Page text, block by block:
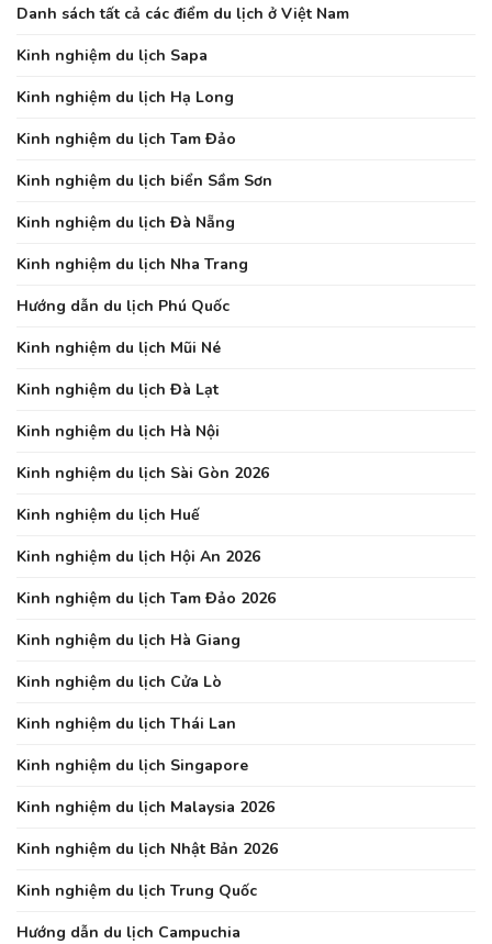
Danh sách tất cả các điểm du lịch ở Việt Nam
Kinh nghiệm du lịch Sapa
Kinh nghiệm du lịch Hạ Long
Kinh nghiệm du lịch Tam Đảo
Kinh nghiệm du lịch biển Sầm Sơn
Kinh nghiệm du lịch Đà Nẵng
Kinh nghiệm du lịch Nha Trang
Hướng dẫn du lịch Phú Quốc
Kinh nghiệm du lịch Mũi Né
Kinh nghiệm du lịch Đà Lạt
Kinh nghiệm du lịch Hà Nội
Kinh nghiệm du lịch Sài Gòn 2026
Kinh nghiệm du lịch Huế
Kinh nghiệm du lịch Hội An 2026
Kinh nghiệm du lịch Tam Đảo 2026
Kinh nghiệm du lịch Hà Giang
Kinh nghiệm du lịch Cửa Lò
Kinh nghiệm du lịch Thái Lan
Kinh nghiệm du lịch Singapore
Kinh nghiệm du lịch Malaysia 2026
Kinh nghiệm du lịch Nhật Bản 2026
Kinh nghiệm du lịch Trung Quốc
Hướng dẫn du lịch Campuchia